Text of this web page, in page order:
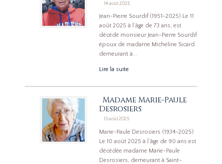
14 août 2025
Jean-Pierre Sourdif (1951-2025) Le 11
août 2025 à l’âge de 73 ans, est
décédé monsieur Jean-Pierre Sourdif
époux de madame Micheline Sicard
demeurant à...
Lire la suite
Madame Marie-Paule
Desrosiers
13 août 2025
Marie-Paule Desrosiers (1934-2025)
Le 10 août 2025 à l’âge de 90 ans est
décédée madame Marie-Paule
Desrosiers, demeurant à Saint-